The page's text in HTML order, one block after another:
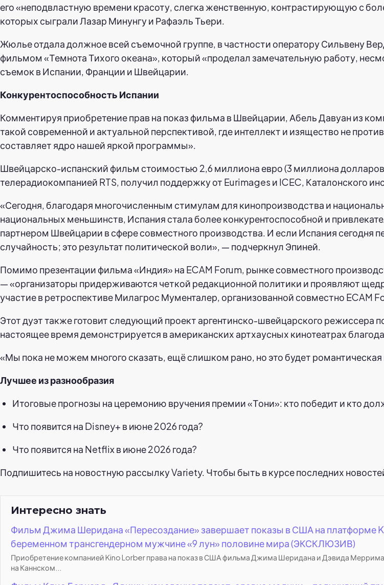
его «неподвластную времени красоту, слегка женственную, контрастирующую с
которых сыграли Лазар Минунгу и Рафаэль Тьери.
Жюлье отдала должное всей съемочной группе, в частности оператору Сильвену
фильмом «Темнота Тихого океана», который «проделал замечательную работу,
съемок в Испании, Франции и Швейцарии.
Конкурентоспособность Испании
Комментируя приобретение прав на показ фильма в Швейцарии, Абель Давуан из
такой современной и актуальной перспективой, где интеллект и изящество не
составляет ядро нашей яркой программы».
Швейцарско-испанский фильм стоимостью 2,6 миллиона евро (3 миллиона
телерадиокомпанией RTS, получил поддержку от Eurimages и ICEC, Каталонского
«Сегодня, благодаря многочисленным стимулам для кинопроизводства и
национальных меньшинств, Испания стала более конкурентоспособной и
партнером Швейцарии в сфере совместного производства. И если Испания сегодня
случайность; это результат политической воли», — подчеркнул Эпиней.
Помимо презентации фильма «Индия» на ECAM Forum, рынке совместного
— «организаторы придерживаются четкой редакционной политики и проявляют
участие в ретроспективе Милагрос Мументалер, организованной совместно ECAM
Этот дуэт также готовит следующий проект аргентинско-швейцарского режиссера
настоящее время демонстрируется в американских артхаусных кинотеатрах
«Мы пока не можем многого сказать, ещё слишком рано, но это будет
Лучшее из разнообразия
Итоговые прогнозы на церемонию вручения премии «Тони»: кто победит и кто
Что появится на Disney+ в июне 2026 года?
Что появится на Netflix в июне 2026 года?
Подпишитесь на новостную рассылку Variety. Чтобы быть в курсе последних
Интересно знать
Фильм Джима Шеридана «Пересоздание» завершает показы в США на платформе
беременном трансгендерном мужчине «9 лун» половине мира (ЭКСКЛЮЗИВ)
Приобретение компанией Kino Lorber права на показ в США фильма Джима Шеридана и Дэвида
на Каннском...